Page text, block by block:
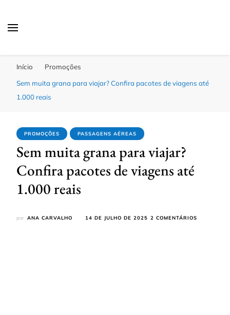
Início
Promoções
Sem muita grana para viajar? Confira pacotes de viagens até
1.000 reais
PROMOÇÕES PASSAGENS AÉREAS
Sem muita grana para viajar?
Confira pacotes de viagens até
1.000 reais
por ANA CARVALHO 14 DE JULHO DE 2025 2 COMENTÁRIOS